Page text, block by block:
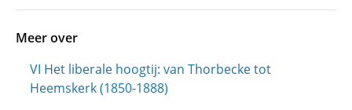
Meer over
VI Het liberale hoogtij: van Thorbecke tot
Heemskerk (1850-1888)